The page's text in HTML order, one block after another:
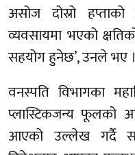
असोज दोस्रो
व्यवसायमा भएको
सहयोग हुनेछ’, उनले भए ।
वनस्पति विभागका
प्लास्टिकजन्य फूलको
आएको उल्लेख गर्दै